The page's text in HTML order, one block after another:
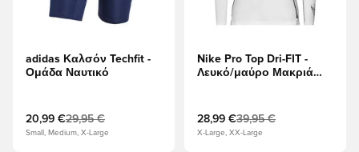
adidas Καλσόν Techfit -
Ομάδα Ναυτικό
20,99 €29,95 €
Small, Medium, X-Large
Nike Pro Top Dri-FIT -
Λευκό/μαύρο Μακριά
28,99 €39,95 €
X-Large, XX-Large